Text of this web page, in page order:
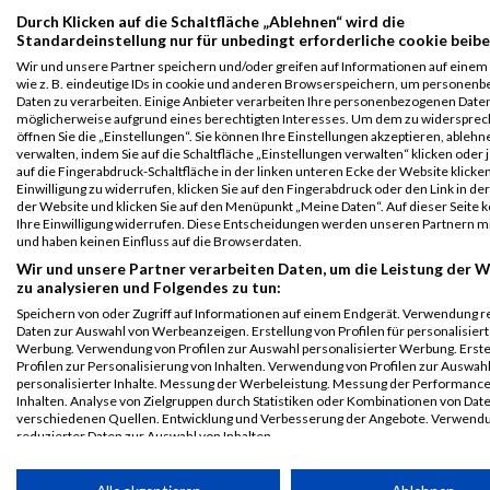
B2Run St.
Gallen 2019
Schnellster Mann
449
Matthias
Willi 1998 SUI
Brauerei
Locher
AG
B2Run St.
Gallen 2019
Schnellstes Team
Männer
449 -
Matthias
Willi 1998 SUI
Brauerei
Locher
AG
Legende:
GPos = Geschlechter Position, KPos = Kategorie Position, TPos =
Team Position, DNS = Did not start, DNF = Did not finish, DQ =
Disqualifiziert
Durch Klicken auf die Schaltfläche „Ablehnen“ wird die
Standardeinstellung nur für unbedingt erforderliche cookie
Wir und unsere Partner speichern und/oder greifen auf Informationen auf einem
wie z. B. eindeutige IDs in cookie und anderen Browserspeichern, um
Daten zu verarbeiten. Einige Anbieter verarbeiten Ihre personenbezogenen
möglicherweise aufgrund eines berechtigten Interesses. Um dem zu
öffnen Sie die „Einstellungen“. Sie können Ihre Einstellungen akzeptieren,
verwalten, indem Sie auf die Schaltfläche „Einstellungen verwalten“ klicken oder
auf die Fingerabdruck-Schaltfläche in der linken unteren Ecke der Website
Einwilligung zu widerrufen, klicken Sie auf den Fingerabdruck oder den Link in
der Website und klicken Sie auf den Menüpunkt „Meine Daten“. Auf dieser Seite
Ihre Einwilligung widerrufen. Diese Entscheidungen werden unseren Partnern
und haben keinen Einfluss auf die Browserdaten.
Wir und unsere Partner verarbeiten Daten, um die Leistung der
zu analysieren und Folgendes zu tun:
Speichern von oder Zugriff auf Informationen auf einem Endgerät. Verwendung
Daten zur Auswahl von Werbeanzeigen. Erstellung von Profilen für
Werbung. Verwendung von Profilen zur Auswahl personalisierter Werbung.
Profilen zur Personalisierung von Inhalten. Verwendung von Profilen zur Auswahl
personalisierter Inhalte. Messung der Werbeleistung. Messung der
Inhalten. Analyse von Zielgruppen durch Statistiken oder Kombinationen von
verschiedenen Quellen. Entwicklung und Verbesserung der Angebote.
reduzierter Daten zur Auswahl von Inhalten.
werden.